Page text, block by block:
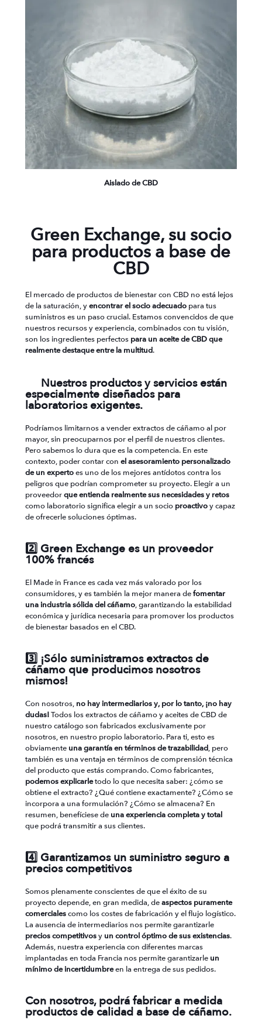
Aislado de CBD
Green Exchange, su socio
para productos a base de
CBD
El mercado de productos de bienestar con CBD no está lejos
de la saturación, yencontrar el socio adecuado para tus
suministros es un paso crucial. Estamos convencidos de que
nuestros recursos y experiencia, combinados con tu visión,
son los ingredientes perfectos para un aceite de CBD que
realmente destaque entre la multitud.
Nuestros productos y servicios están
especialmente diseñados para
laboratorios exigentes.
Podríamos limitarnos a vender extractos de cáñamo al por
mayor, sin preocuparnos por el perfil de nuestros clientes.
Pero sabemos lo dura que es la competencia. En este
contexto, poder contar con el asesoramiento personalizado
de un expertoes uno de los mejores antídotos contra los
peligros que podrían comprometer su proyecto. Elegir a un
proveedorque entienda realmente sus necesidades y retos
como laboratorio significa elegir a un socio proactivoy capaz
de ofrecerle soluciones óptimas.
2️⃣ Green Exchange es un proveedor
100% francés
El Made in France es cada vez más valorado por los
consumidores, y es también la mejor manera defomentar
una industria sólida del cáñamo, garantizando la estabilidad
económica y jurídica necesaria para promover los productos
de bienestar basados en el CBD.
3️⃣ ¡Sólo suministramos extractos de
cáñamo que producimos nosotros
mismos!
Con nosotros, no hay intermediarios y, por lo tanto, ¡no hay
dudas!Todos los extractos de cáñamo y aceites de CBD de
nuestro catálogo son fabricados exclusivamente por
nosotros, en nuestro propio laboratorio. Para ti, esto es
obviamente una garantía en términos de trazabilidad, pero
también es una ventaja en términos de comprensión técnica
del producto que estás comprando. Como fabricantes,
podemos explicarletodo lo que necesita saber: ¿cómo se
obtiene el extracto? ¿Qué contiene exactamente? ¿Cómo se
incorpora a una formulación? ¿Cómo se almacena? En
resumen, benefíciese de una experiencia completa y total
que podrá transmitir a sus clientes.
4️⃣ Garantizamos un suministro seguro a
precios competitivos
Somos plenamente conscientes de que el éxito de su
proyecto depende, en gran medida, deaspectos puramente
comercialescomo los costes de fabricación y el flujo logístico.
La ausencia de intermediarios nos permite garantizarle
precios competitivosy un control óptimo de sus existencias.
Además, nuestra experiencia con diferentes marcas
implantadas en toda Francia nos permite garantizarle un
mínimo de incertidumbreen la entrega de sus pedidos.
Con nosotros, podrá fabricar a medida
productos de calidad a base de cáñamo.